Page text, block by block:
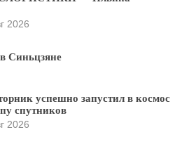
2026
Синьцзяне
успешно запустил в космос
спутников
2026